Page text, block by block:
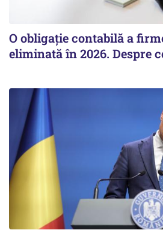
O obligație contabilă a
eliminată în 2026. Despre